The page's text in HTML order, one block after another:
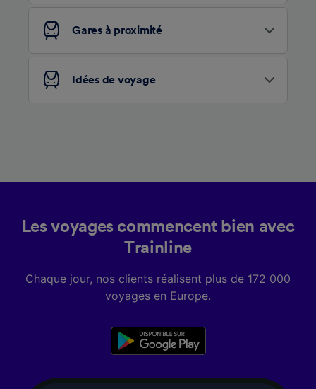
Gares à proximité
Idées de voyage
Les voyages commencent bien avec
Trainline
Chaque jour, nos clients réalisent plus de 172 000
voyages en Europe.
Liste de nos partenaires (fournisseurs)